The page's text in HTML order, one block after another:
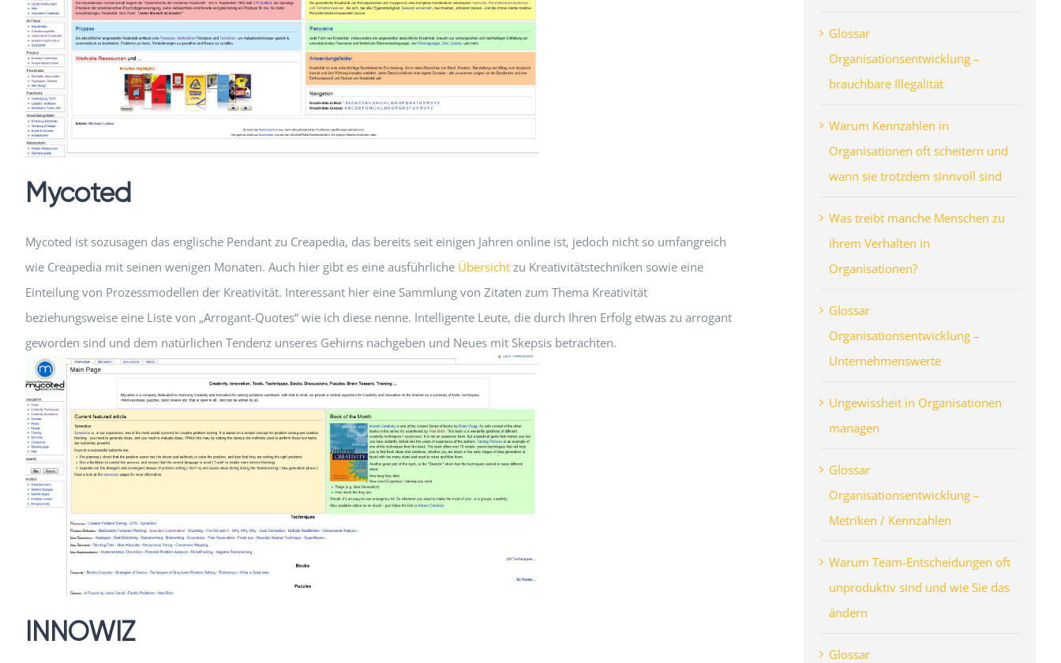
Mycoted
Mycoted ist sozusagen das englische Pendant zu Creapedia, das bereits seit einigen Jahren online ist, jedoch nicht so umfangreich
wie Creapedia mit seinen wenigen Monaten. Auch hier gibt es eine ausführliche Übersichtzu Kreativitätstechniken sowie eine
Einteilung von Prozessmodellen der Kreativität. Interessant hier eine Sammlung von Zitaten zum Thema Kreativität
beziehungsweise eine Liste von „Arrogant-Quotes“ wie ich diese nenne. Intelligente Leute, die durch Ihren Erfolg etwas zu arrogant
geworden sind und dem natürlichen Tendenz unseres Gehirns nachgeben und Neues mit Skepsis betrachten.
INNOWIZ
Glossar
Organisationsentwicklung –
brauchbare Illegalität
Warum Kennzahlen in
Organisationen oft scheitern und
wann sie trotzdem sinnvoll sind
Was treibt manche Menschen zu
ihrem Verhalten in
Organisationen?
Glossar
Organisationsentwicklung –
Unternehmenswerte
Ungewissheit in Organisationen
managen
Glossar
Organisationsentwicklung –
Metriken / Kennzahlen
Warum Team-Entscheidungen oft
unproduktiv sind und wie Sie das
ändern
Glossar